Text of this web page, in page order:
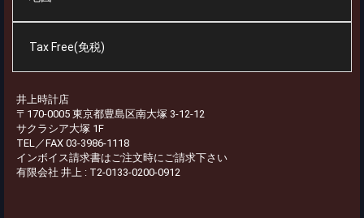
Tax Free(免税)
井上時計店
〒170-0005 東京都豊島区南大塚 3-12-12
サクラシア大塚 1F
TEL／FAX 03-3986-1118
インボイス請求書はご注文時にご請求下さい
有限会社 井上 : T2-0133-0200-0912